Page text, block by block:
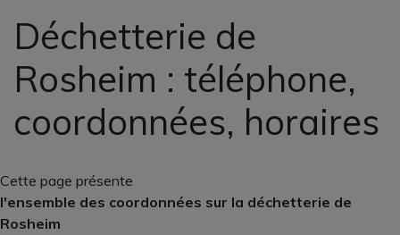
Déchetterie de
Rosheim : téléphone,
coordonnées, horaires
Cette page présente
l'ensemble des coordonnées sur la déchetterie de
Rosheim